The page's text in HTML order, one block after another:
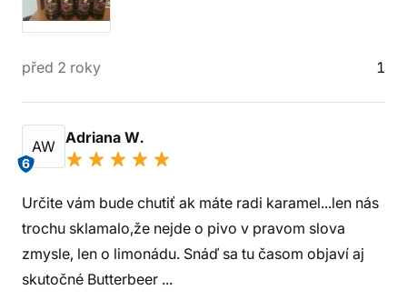
před 2 roky 1
AW
6
Adriana W.
Určite vám bude chutiť ak máte radi karamel...len nás
trochu sklamalo,že nejde o pivo v pravom slova
zmysle, len o limonádu. Snáď sa tu časom objaví aj
skutočné Butterbeer ...